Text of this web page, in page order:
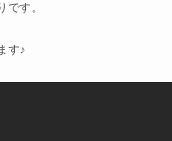
です。
す♪